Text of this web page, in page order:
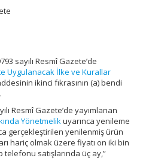
sayılı Resmî Gazete’de
Uygulanacak İlke ve Kurallar
ikinci fıkrasının (a) bendi
Resmî Gazete’de yayımlanan
Yönetmelikuyarınca yenileme
gerçekleştirilen yenilenmiş ürün
hariç olmak üzere fiyatı on iki bin
telefonu satışlarında üç ay,”